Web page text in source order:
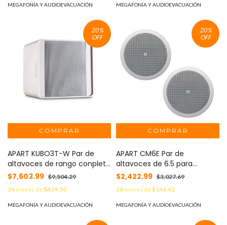
MEGAFONÍA Y AUDIOEVACUACIÓN MEGAFONÍA Y AUDIOEVACUACIÓN
20%
OFF
APART KUBO3T-W Par de
altavoces de rango conpleto
unidad de 3" para linea de
70/100 volts , blanco
$7,603.99 $9,504.29
24meses de$459.50
MEGAFONÍA Y AUDIOEVACUACIÓN
20%
OFF
APART CM6E Par de
altavoces de 6.5 para
montaje en techo
$2,422.99 $3,027.69
24meses de$146.42
MEGAFONÍA Y AUDIOEVACUACIÓN